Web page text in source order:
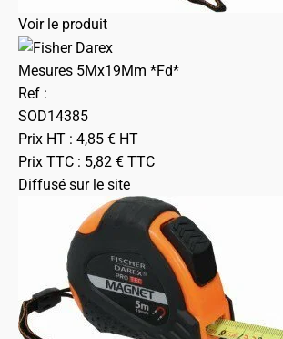
Voir le produit
Mesures 5Mx19Mm *Fd*
Ref :
SOD14385
Prix HT : 4,85 € HT
Prix TTC : 5,82 € TTC
Diffusé sur le site